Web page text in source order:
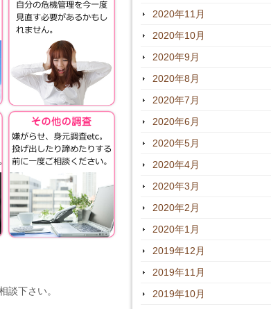
談下さい。
2020年11月
2020年10月
2020年9月
2020年8月
2020年7月
2020年6月
2020年5月
2020年4月
2020年3月
2020年2月
2020年1月
2019年12月
2019年11月
2019年10月